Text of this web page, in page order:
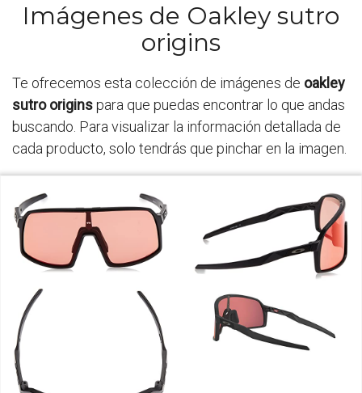
Imágenes de Oakley sutro
origins
Te ofrecemos esta colección de imágenes de oakley
sutro originspara que puedas encontrar lo que andas
buscando. Para visualizar la información detallada de
cada producto, solo tendrás que pinchar en la imagen.